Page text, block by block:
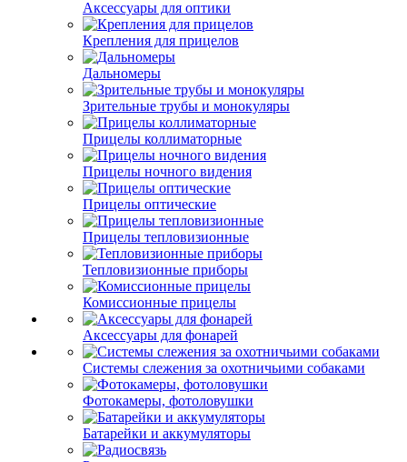
Аксессуары для оптики
Крепления для прицелов
Дальномеры
Зрительные трубы и монокуляры
Прицелы коллиматорные
Прицелы ночного видения
Прицелы оптические
Прицелы тепловизионные
Тепловизионные приборы
Комиссионные прицелы
Аксессуары для фонарей
Системы слежения за охотничьими собаками
Фотокамеры, фотоловушки
Батарейки и аккумуляторы